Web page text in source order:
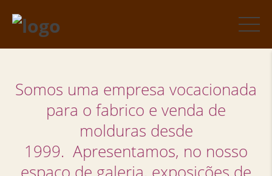
Somos uma empresa vocacionada
para o fabrico e venda de
molduras desde
1999. Apresentamos, no nosso